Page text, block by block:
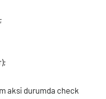
aksi durumda check